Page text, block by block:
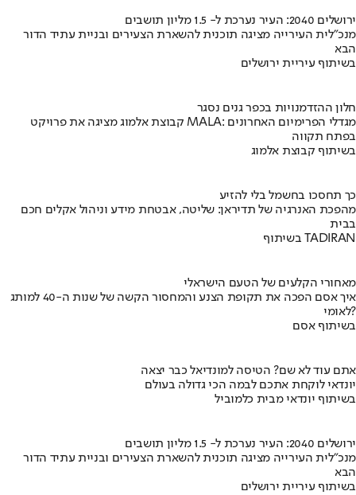
ירושלים 2040: העיר נערכת ל- 1.5 מליון תושבים
מנכ"לית העירייה מציגה תוכנית להשארת הצעירים ובניית עתיד הדור
הבא
בשיתוף עיריית ירושלים
חלון ההזדמנויות בכפר גנים נסגר
קבוצת אלמוג מציגה את פרויקט MALA: מגדלי הפרימיום האחרונים
בפתח תקווה
בשיתוף קבוצת אלמוג
כך תחסכו בחשמל בלי להזיע
מהפכת האנרגיה של תדיראן: שליטה, אבטחת מידע וניהול אקלים חכם
בבית
בשיתוף TADIRAN
מאחורי הקלעים של הטעם הישראלי
איך אסם הפכה את תקופת הצנע והמחסור הקשה של שנות ה-40 למותג
לאומי?
בשיתוף אסם
אתם עוד לא שם? הטיסה למונדיאל כבר יצאה
יונדאי לוקחת אתכם לבמה הכי גדולה בעולם
בשיתוף יונדאי מבית כלמוביל
ירושלים 2040: העיר נערכת ל- 1.5 מליון תושבים
מנכ"לית העירייה מציגה תוכנית להשארת הצעירים ובניית עתיד הדור
הבא
בשיתוף עיריית ירושלים